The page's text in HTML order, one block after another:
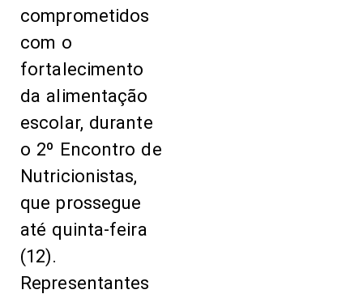
comprometidos
com o
fortalecimento
da alimentação
escolar, durante
o 2º Encontro de
Nutricionistas,
que prossegue
até quinta-feira
(12).
Representantes